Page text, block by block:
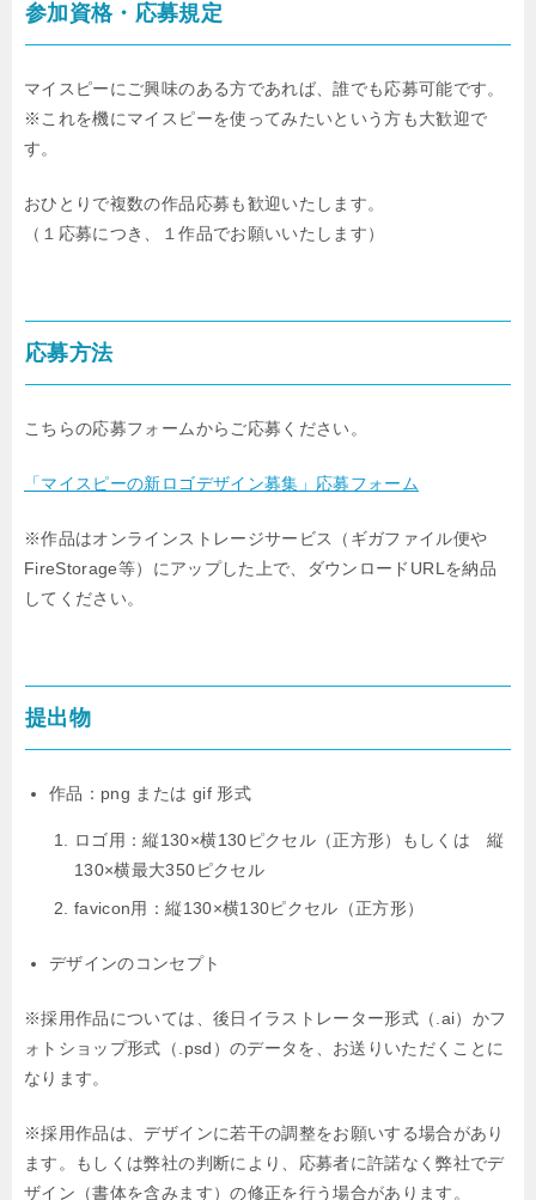
参加資格・応募規定
マイスピーにご興味のある方であれば、誰でも応募可能です。
※これを機にマイスピーを使ってみたいという方も大歓迎で
す。
おひとりで複数の作品応募も歓迎いたします。
（１応募につき、１作品でお願いいたします）
応募方法
こちらの応募フォームからご応募ください。
「マイスピーの新ロゴデザイン募集」応募フォーム
※作品はオンラインストレージサービス（ギガファイル便や
FireStorage等）にアップした上で、ダウンロードURLを納品
してください。
提出物
作品：png または gif 形式
ロゴ用：縦130×横130ピクセル（正方形）もしくは 縦
130×横最大350ピクセル
favicon用：縦130×横130ピクセル（正方形）
デザインのコンセプト
※採用作品については、後日イラストレーター形式（.ai）かフ
ォトショップ形式（.psd）のデータを、お送りいただくことに
なります。
※採用作品は、デザインに若干の調整をお願いする場合があり
ます。もしくは弊社の判断により、応募者に許諾なく弊社でデ
ザイン（書体を含みます）の修正を行う場合があります。